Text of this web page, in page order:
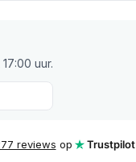
uur.
reviews op Trustpilot